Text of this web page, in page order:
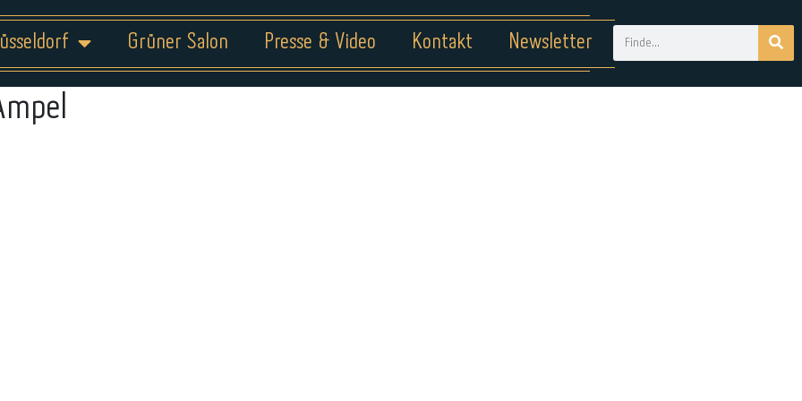
Grüner Salon Presse & Video Kontakt Newsletter